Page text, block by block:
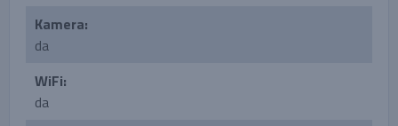
Kamera:
da
WiFi:
da